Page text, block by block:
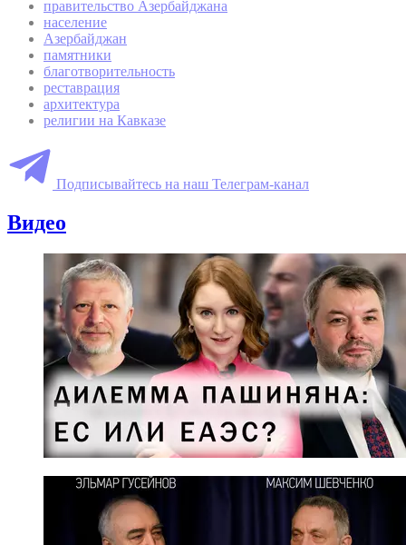
правительство Азербайджана
население
Азербайджан
памятники
благотворительность
реставрация
архитектура
религии на Кавказе
Подписывайтесь на наш Телеграм-канал
Видео